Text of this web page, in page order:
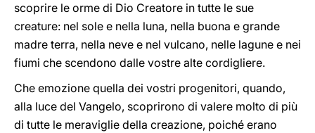
scoprire le orme di Dio Creatore in tutte le sue
creature: nel sole e nella luna, nella buona e grande
madre terra, nella neve e nel vulcano, nelle lagune e nei
fiumi che scendono dalle vostre alte cordigliere.
Che emozione quella dei vostri progenitori, quando,
alla luce del Vangelo, scoprirono di valere molto di più
di tutte le meraviglie della creazione, poiché erano